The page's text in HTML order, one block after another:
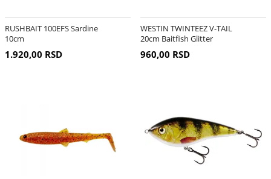
RUSHBAIT 100EFS Sardine
10cm
1.920,00 RSD
WESTIN TWINTEEZ V-TAIL
20cm Baitfish Glitter
960,00 RSD